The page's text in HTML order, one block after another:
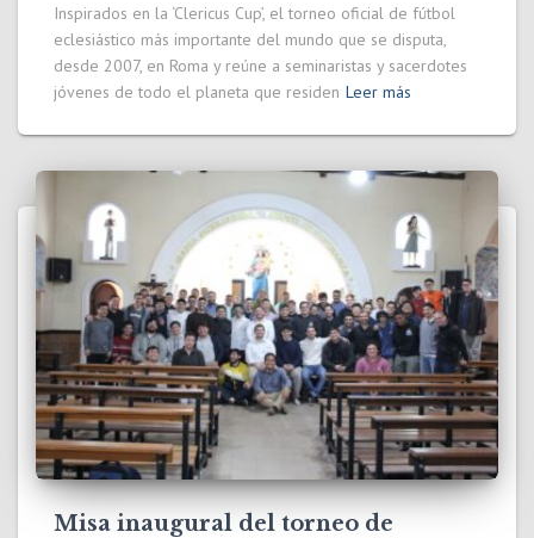
Inspirados en la ‘Clericus Cup’, el torneo oficial de fútbol
eclesiástico más importante del mundo que se disputa,
desde 2007, en Roma y reúne a seminaristas y sacerdotes
jóvenes de todo el planeta que residen Leer más
Misa inaugural del torneo de